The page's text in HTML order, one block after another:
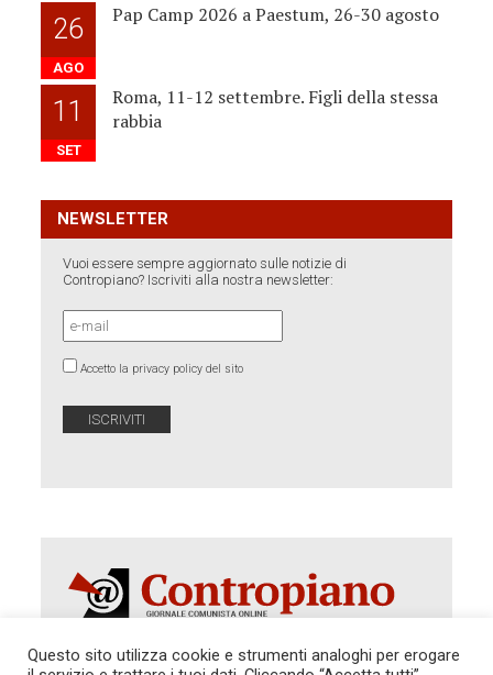
26
AGO
Pap Camp 2026 a Paestum, 26-30 agosto
11
SET
Roma, 11-12 settembre. Figli della stessa
rabbia
NEWSLETTER
Vuoi essere sempre aggiornato sulle notizie di
Contropiano? Iscriviti alla nostra newsletter:
Accetto la privacy policy del sito
Questo sito utilizza cookie e strumenti analoghi per erogare